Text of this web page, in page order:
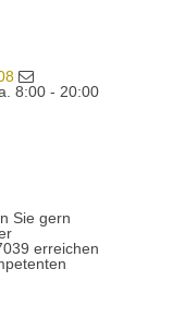
8:00 - 20:00
Sie gern
erreichen